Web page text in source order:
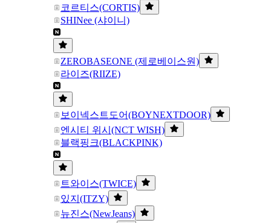
코르티스(CORTIS)
SHINee (샤이니)
ZEROBASEONE (제로베이스원)
라이즈(RIIZE)
보이넥스트도어(BOYNEXTDOOR)
엔시티 위시(NCT WISH)
블랙핑크(BLACKPINK)
트와이스(TWICE)
있지(ITZY)
뉴진스(NewJeans)